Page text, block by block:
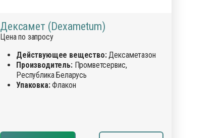
Дексамет (Dexametum)
Цена по запросу
Действующее вещество:Дексаметазон
Производитель:Промветсервис,
Республика Беларусь
Упаковка:Флакон